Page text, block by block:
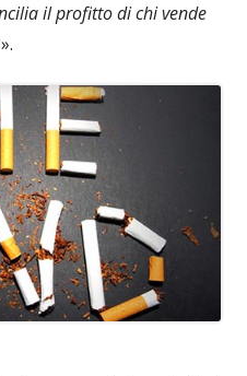
il profitto di chi vende